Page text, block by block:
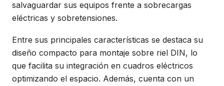
salvaguardar sus equipos frente a sobrecargas
eléctricas y sobretensiones.
Entre sus principales características se destaca su
diseño compacto para montaje sobre riel DIN, lo
que facilita su integración en cuadros eléctricos
optimizando el espacio. Además, cuenta con un